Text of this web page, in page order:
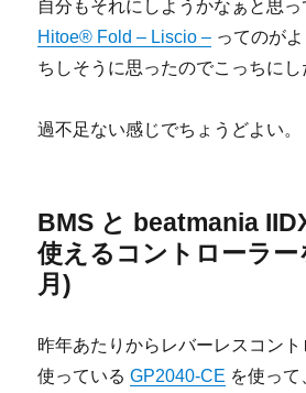
自分もそれにしようかなぁと思っ
Hitoe® Fold – Liscio – ってのが
ちしそうに思ったのでこっちにし
過不足ない感じでちょうどよい。
BMS と beatmania
使えるコントローラ
月)
昨年あたりからレバーレスコン
使っているGP2040-CE を使っ